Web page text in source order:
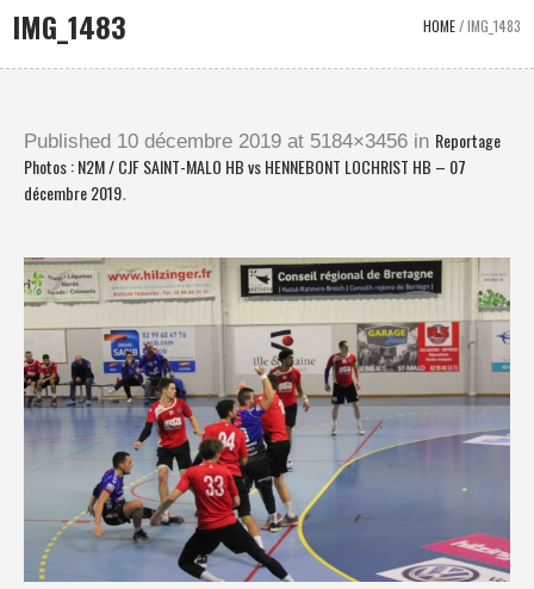
IMG_1483 HOME/IMG_1483
Published 10 décembre 2019 at 5184×3456 in Reportage
Photos : N2M / CJF SAINT-MALO HB vs HENNEBONT LOCHRIST HB – 07
décembre 2019.